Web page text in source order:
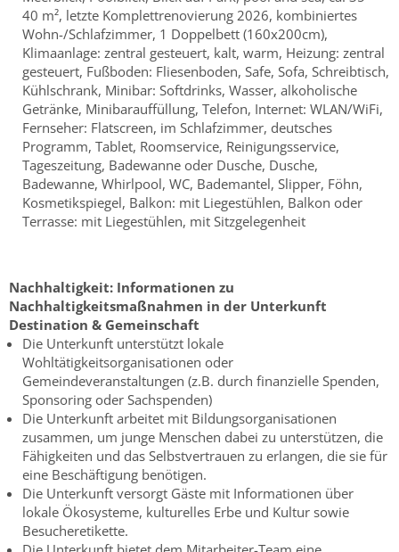
40 m², letzte Komplettrenovierung 2026, kombiniertes
Wohn-/Schlafzimmer, 1 Doppelbett (160x200cm),
Klimaanlage: zentral gesteuert, kalt, warm, Heizung: zentral
gesteuert, Fußboden: Fliesenboden, Safe, Sofa, Schreibtisch,
Kühlschrank, Minibar: Softdrinks, Wasser, alkoholische
Getränke, Minibarauffüllung, Telefon, Internet: WLAN/WiFi,
Fernseher: Flatscreen, im Schlafzimmer, deutsches
Programm, Tablet, Roomservice, Reinigungsservice,
Tageszeitung, Badewanne oder Dusche, Dusche,
Badewanne, Whirlpool, WC, Bademantel, Slipper, Föhn,
Kosmetikspiegel, Balkon: mit Liegestühlen, Balkon oder
Terrasse: mit Liegestühlen, mit Sitzgelegenheit
Nachhaltigkeit: Informationen zu
Nachhaltigkeitsmaßnahmen in der Unterkunft
Destination & Gemeinschaft
Die Unterkunft unterstützt lokale
Wohltätigkeitsorganisationen oder
Gemeindeveranstaltungen (z.B. durch finanzielle Spenden,
Sponsoring oder Sachspenden)
Die Unterkunft arbeitet mit Bildungsorganisationen
zusammen, um junge Menschen dabei zu unterstützen, die
Fähigkeiten und das Selbstvertrauen zu erlangen, die sie für
eine Beschäftigung benötigen.
Die Unterkunft versorgt Gäste mit Informationen über
lokale Ökosysteme, kulturelles Erbe und Kultur sowie
Besucheretikette.